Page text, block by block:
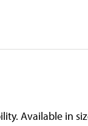
Available in